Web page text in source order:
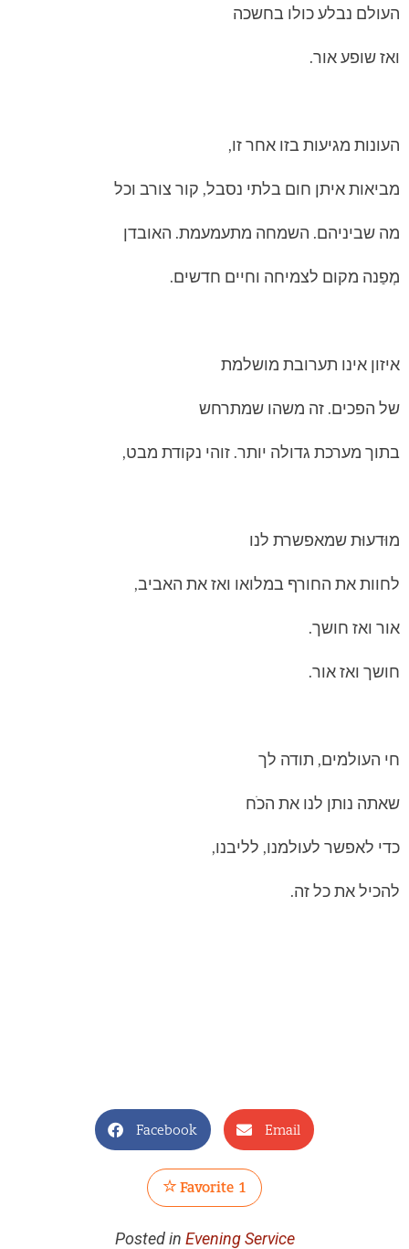
העולם נבלע כולו בחשכה
ואז שופע אור.
העונות מגיעות בזו אחר זו,
מביאות איתן חום בלתי נסבל, קור צורב וכל
מה שביניהם. השמחה מתעמעמת. האובדן
מְפַנה מקום לצמיחה וחיים חדשים.
איזון אינו תערובת מושלמת
של הפכים. זה משהו שמתרחש
בתוך מערכת גדולה יותר. זוהי נקודת מבט,
מוּדעוּת שמאפשרת לנו
לחוות את החורף במלואו ואז את האביב,
אור ואז חושך.
חושך ואז אור.
חי העולמים, תודה לך
שאתה נותן לנו את הכֹח
כדי לאפשר לעולמנו, לליבנו,
להכיל את כל זה.
Facebook Email
Favorite 1
Posted in Evening Service